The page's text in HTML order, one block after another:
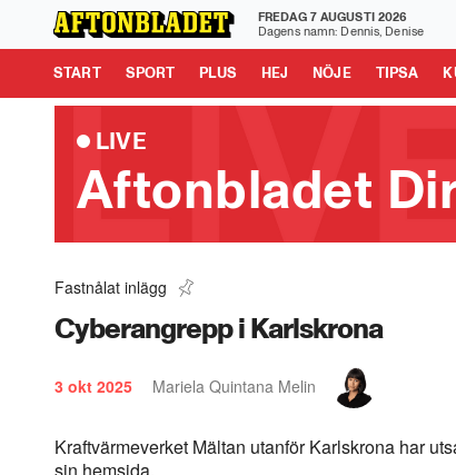
FREDAG 7 AUGUSTI 2026
Dagens namn: Dennis, Denise
START SPORT PLUS HEJ NÖJE TIPSA
Aftonbladet är en del av Schibsted Media.
Tipsa oss
LIVE
Aftonbladet
Rysk "drönarsafari" - Civila jagas
0:48
Fastnålat inlägg
Cyberangrepp i Karlskrona
3 okt 2025 Mariela Quintana Melin
Kraftvärmeverket Mältan utanför Karlskrona har